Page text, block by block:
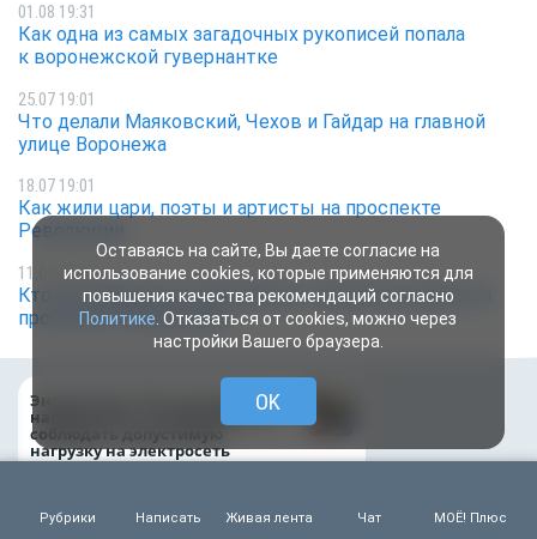
01.08 19:31
Как одна из самых загадочных рукописей попала
к воронежской гувернантке
25.07 19:01
Что делали Маяковский, Чехов и Гайдар на главной
улице Воронежа
18.07 19:01
Как жили цари, поэты и артисты на проспекте
Революции
11.07 19:01
Кто из знаменитостей бывал в старинных домах на
проспекте Революции
Энергетики «Россети Центр»
напоминают о необходимости
соблюдать допустимую
нагрузку на электросеть
во время жары
Первые лица региона
задолжали
млрд рублей
Рубрики Написать Живая лента Чат МОЁ! Плюс
Оставаясь на сайте, Вы даете согласие на
использование cookies, которые применяются для
повышения качества рекомендаций согласно
Политике . Отказаться от cookies, можно через
настройки Вашего браузера.
OK